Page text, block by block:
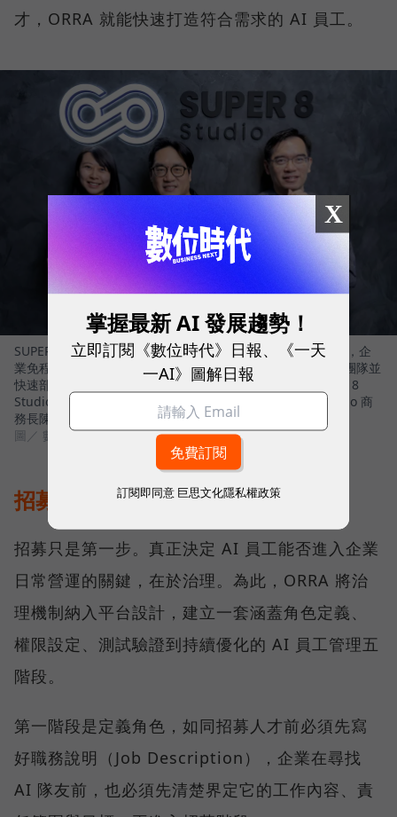
才，ORRA 就能快速打造符合需求的 AI 員工。
SUPER 8 Studio 推出能建立企業 AI 員工團隊的平台 - ORRA，企
業免程式，以自然語言描述需求，生成具治理機制的 AI 員工團隊並
快速部署。左起 SUPER 8 Studio 資深產品總監王婕、SUPER 8
Studio 雲發互動科技創辦人暨執行長陳子龍、SUPER 8 Studio 商
務長陳之逵
圖／ 數位時代
招募只是開始，AI 員工更需要管理
招募只是第一步。真正決定 AI 員工能否進入企業
日常營運的關鍵，在於治理。為此，ORRA 將治
理機制納入平台設計，建立一套涵蓋角色定義、
權限設定、測試驗證到持續優化的 AI 員工管理五
階段。
第一階段是定義角色，如同招募人才前必須先寫
好職務說明（Job Description），企業在尋找
AI 隊友前，也必須先清楚界定它的工作內容、責
X
掌握最新 AI 發展趨勢！
立即訂閱《數位時代》日報、《一天
一AI》圖解日報
訂閱即同意 巨思文化隱私權政策